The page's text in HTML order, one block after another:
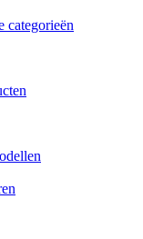
categorieën